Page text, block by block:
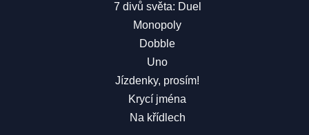
7 divů světa: Duel
Monopoly
Dobble
Uno
Jízdenky, prosím!
Krycí jména
Na křídlech